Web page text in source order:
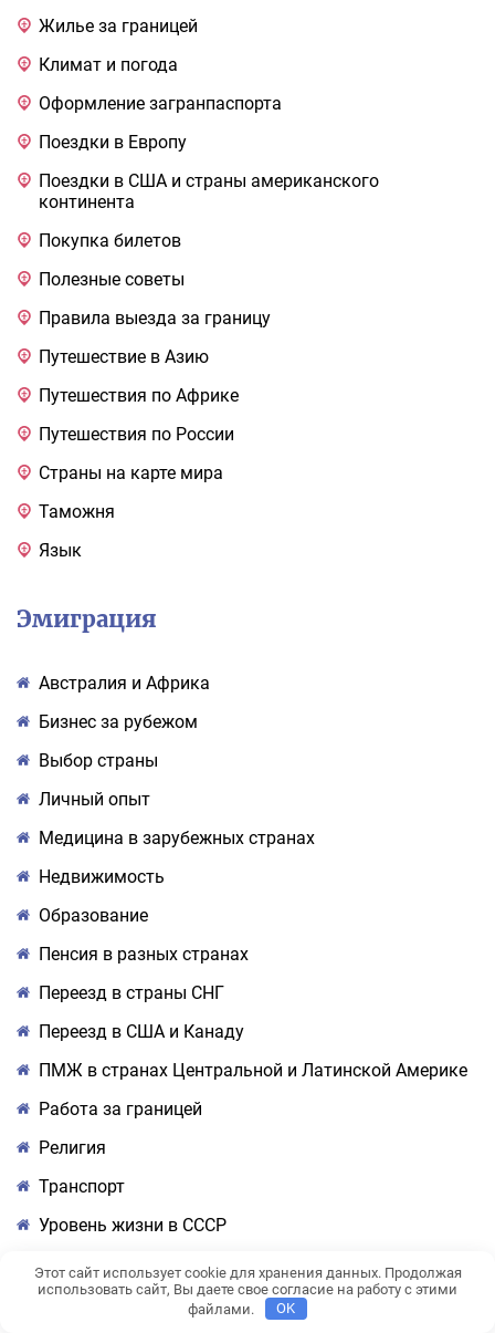
Жилье за границей
Климат и погода
Оформление загранпаспорта
Поездки в Европу
Поездки в США и страны американского
континента
Покупка билетов
Полезные советы
Правила выезда за границу
Путешествие в Азию
Путешествия по Африке
Путешествия по России
Страны на карте мира
Таможня
Язык
Эмиграция
Австралия и Африка
Бизнес за рубежом
Выбор страны
Личный опыт
Медицина в зарубежных странах
Недвижимость
Образование
Пенсия в разных странах
Переезд в страны СНГ
Переезд в США и Канаду
ПМЖ в странах Центральной и Латинской Америке
Работа за границей
Религия
Транспорт
Уровень жизни в СССР
Учеба за границей
Этот сайт использует cookie для хранения данных. Продолжая
использовать сайт, Вы даете свое согласие на работу с этими
файлами.
OK